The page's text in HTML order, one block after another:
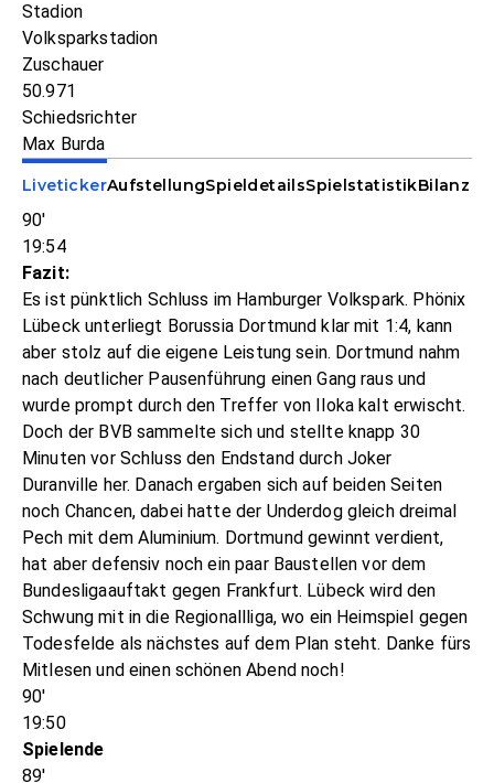
Stadion
Volksparkstadion
Zuschauer
50.971
Schiedsrichter
Max Burda
LivetickerAufstellungSpieldetailsSpielstatistikBilanz
90'
19:54
Fazit:
Es ist pünktlich Schluss im Hamburger Volkspark. Phönix
Lübeck unterliegt Borussia Dortmund klar mit 1:4, kann
aber stolz auf die eigene Leistung sein. Dortmund nahm
nach deutlicher Pausenführung einen Gang raus und
wurde prompt durch den Treffer von Iloka kalt erwischt.
Doch der BVB sammelte sich und stellte knapp 30
Minuten vor Schluss den Endstand durch Joker
Duranville her. Danach ergaben sich auf beiden Seiten
noch Chancen, dabei hatte der Underdog gleich dreimal
Pech mit dem Aluminium. Dortmund gewinnt verdient,
hat aber defensiv noch ein paar Baustellen vor dem
Bundesligaauftakt gegen Frankfurt. Lübeck wird den
Schwung mit in die Regionallliga, wo ein Heimspiel gegen
Todesfelde als nächstes auf dem Plan steht. Danke fürs
Mitlesen und einen schönen Abend noch!
90'
19:50
Spielende
89'